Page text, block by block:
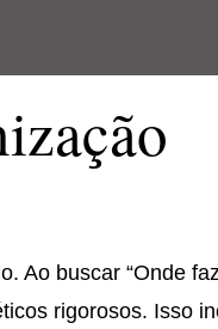
Ao buscar “Onde
rigorosos. Isso